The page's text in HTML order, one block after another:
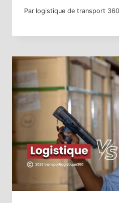
Par logistique de transport